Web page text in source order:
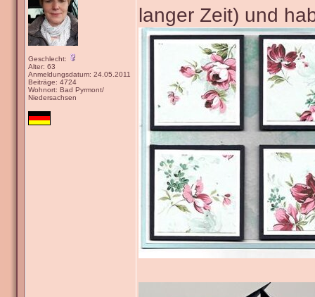
Geschlecht:
Alter: 63
Anmeldungsdatum: 24.05.2011
Beiträge: 4724
Wohnort: Bad Pyrmont/
Niedersachsen
langer Zeit) und